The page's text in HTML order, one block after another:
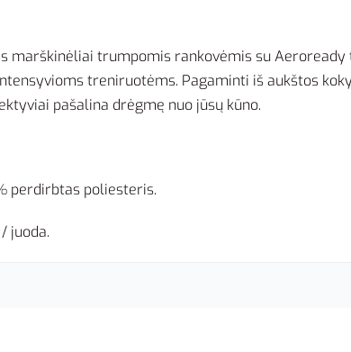
marškinėliai trumpomis rankovėmis su Aeroready
treniruotėms. Pagaminti iš aukštos
pašalina drėgmę nuo jūsų kūno.
perdirbtas poliesteris.
juoda.